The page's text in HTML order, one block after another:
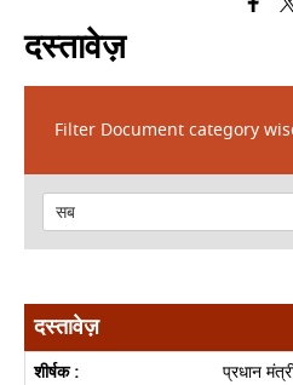
दस्तावेज़
Filter Document category
दस्तावेज़
प्रधान